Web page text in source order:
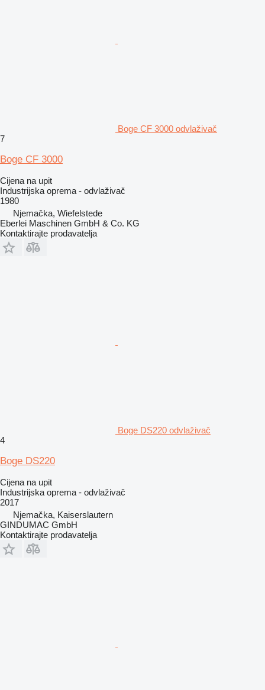
Boge CF 3000 odvlaživač
7
Boge CF 3000
Cijena na upit
Industrijska oprema - odvlaživač
1980
Njemačka, Wiefelstede
Eberlei Maschinen GmbH & Co. KG
Kontaktirajte prodavatelja
Boge DS220 odvlaživač
4
Boge DS220
Cijena na upit
Industrijska oprema - odvlaživač
2017
Njemačka, Kaiserslautern
GINDUMAC GmbH
Kontaktirajte prodavatelja